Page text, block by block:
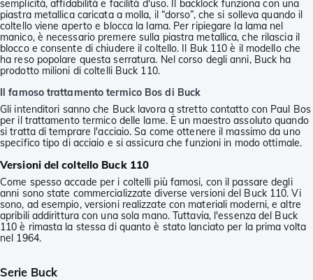
semplicità, affidabilità e facilità d'uso. Il backlock funziona con una
piastra metallica caricata a molla, il “dorso”, che si solleva quando il
coltello viene aperto e blocca la lama. Per ripiegare la lama nel
manico, è necessario premere sulla piastra metallica, che rilascia il
blocco e consente di chiudere il coltello. Il Buk 110 è il modello che
ha reso popolare questa serratura. Nel corso degli anni, Buck ha
prodotto milioni di coltelli Buck 110.
Il famoso trattamento termico Bos di Buck
Gli intenditori sanno che Buck lavora a stretto contatto con Paul Bos
per il trattamento termico delle lame. È un maestro assoluto quando
si tratta di temprare l'acciaio. Sa come ottenere il massimo da uno
specifico tipo di acciaio e si assicura che funzioni in modo ottimale.
Versioni del coltello Buck 110
Come spesso accade per i coltelli più famosi, con il passare degli
anni sono state commercializzate diverse versioni del Buck 110. Vi
sono, ad esempio, versioni realizzate con materiali moderni, e altre
apribili addirittura con una sola mano. Tuttavia, l'essenza del Buck
110 è rimasta la stessa di quanto è stato lanciato per la prima volta
nel 1964.
Serie Buck